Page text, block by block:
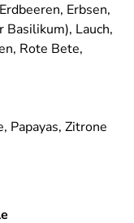
Erbsen,
Basilikum), Lauch,
Rote Bete,
Papayas, Zitrone